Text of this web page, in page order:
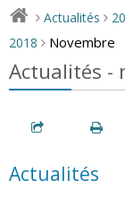
> Actualités >
2018 > Novembre
Actualités -
Actualités